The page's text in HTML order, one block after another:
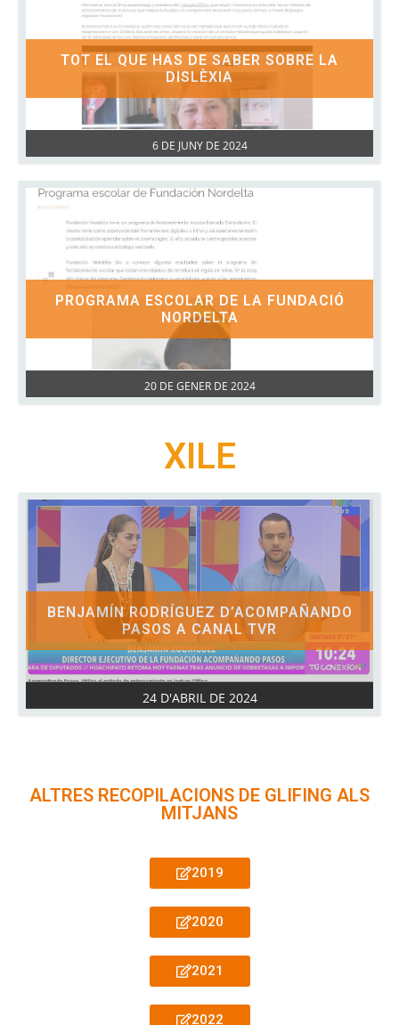
6 DE JUNY DE 2024
TOT EL QUE HAS DE SABER SOBRE LA
DISLÈXIA
20 DE GENER DE 2024
PROGRAMA ESCOLAR DE LA FUNDACIÓ
NORDELTA
XILE
24 D'ABRIL DE 2024
BENJAMÍN RODRÍGUEZ D’ACOMPAÑANDO
PASOS A CANAL TVR
ALTRES RECOPILACIONS DE GLIFING ALS
MITJANS
2019
2020
2021
2022